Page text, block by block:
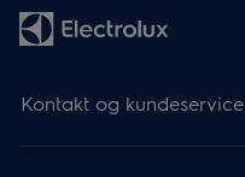
Kontakt og kundeservice